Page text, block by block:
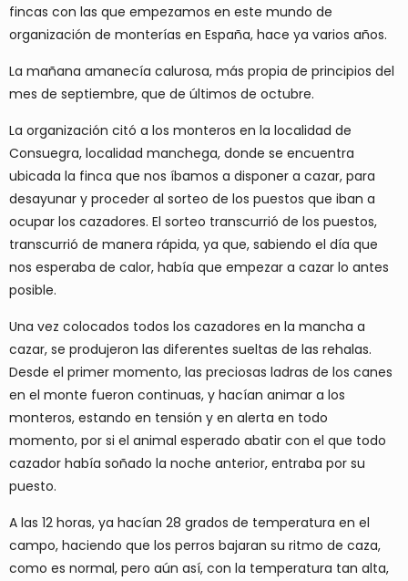
fincas con las que empezamos en este mundo de
organización de monterías en España, hace ya varios años.
La mañana amanecía calurosa, más propia de principios del
mes de septiembre, que de últimos de octubre.
La organización citó a los monteros en la localidad de
Consuegra, localidad manchega, donde se encuentra
ubicada la finca que nos íbamos a disponer a cazar, para
desayunar y proceder al sorteo de los puestos que iban a
ocupar los cazadores. El sorteo transcurrió de los puestos,
transcurrió de manera rápida, ya que, sabiendo el día que
nos esperaba de calor, había que empezar a cazar lo antes
posible.
Una vez colocados todos los cazadores en la mancha a
cazar, se produjeron las diferentes sueltas de las rehalas.
Desde el primer momento, las preciosas ladras de los canes
en el monte fueron continuas, y hacían animar a los
monteros, estando en tensión y en alerta en todo
momento, por si el animal esperado abatir con el que todo
cazador había soñado la noche anterior, entraba por su
puesto.
A las 12 horas, ya hacían 28 grados de temperatura en el
campo, haciendo que los perros bajaran su ritmo de caza,
como es normal, pero aún así, con la temperatura tan alta,